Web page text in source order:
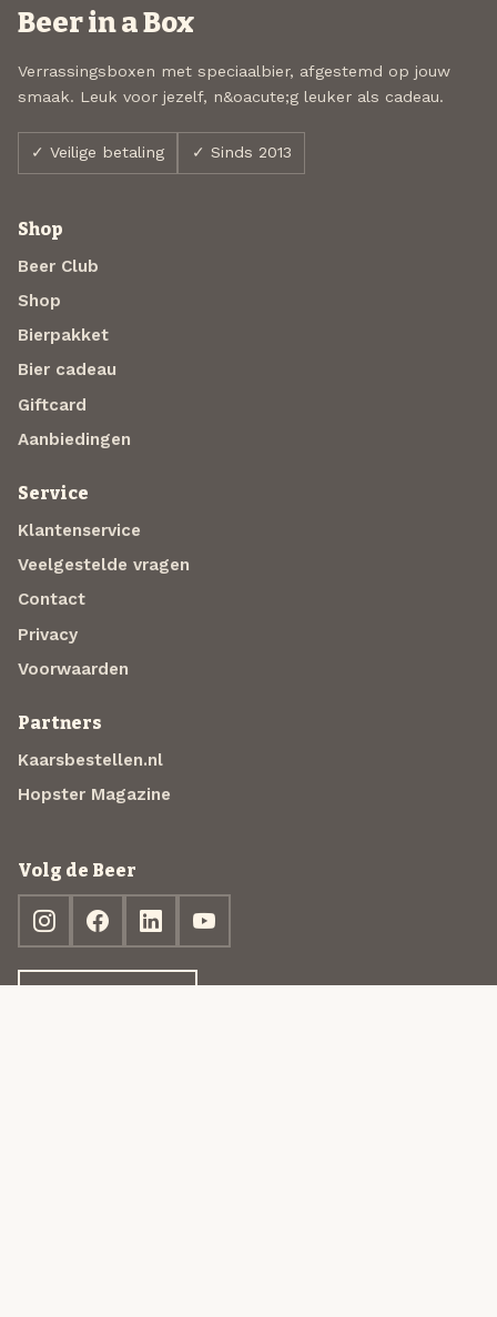
Beer in a Box
Verrassingsboxen met speciaalbier, afgestemd op jouw
smaak. Leuk voor jezelf, n&oacute;g leuker als cadeau.
✓ Veilige betaling ✓ Sinds 2013
Shop
Beer Club
Shop
Bierpakket
Bier cadeau
Giftcard
Aanbiedingen
Service
Klantenservice
Veelgestelde vragen
Contact
Privacy
Voorwaarden
Partners
Kaarsbestellen.nl
Hopster Magazine
Volg de Beer